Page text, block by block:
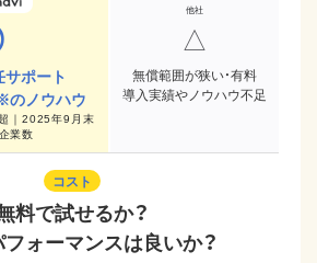
ポート
のノウハウ
｜2025年9月末
業数
△
無償範囲が狭い・有料
導入実績やノウハウ不足
コスト
料で試せるか？
ォーマンスは良いか？